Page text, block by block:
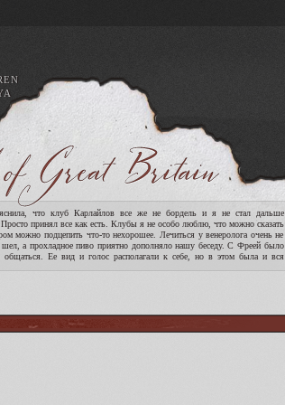
что клуб Карлайлов все же не бордель и я не стал дальше
Просто принял все как есть. Клубы я не особо люблю, что можно сказать
можно подцепить что-то нехорошее. Лечиться у венеролога очень не
шел, а прохладное пиво приятно дополняло нашу беседу. С Фреей было
общаться. Ее вид и голос располагали к себе, но в этом была и вся